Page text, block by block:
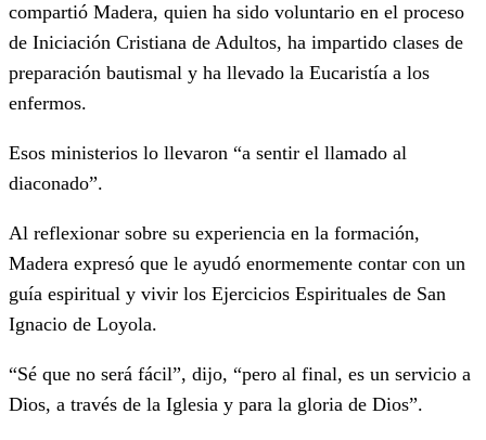
compartió Madera, quien ha sido voluntario en el proceso
de Iniciación Cristiana de Adultos, ha impartido clases de
preparación bautismal y ha llevado la Eucaristía a los
enfermos.
Esos ministerios lo llevaron “a sentir el llamado al
diaconado”.
Al reflexionar sobre su experiencia en la formación,
Madera expresó que le ayudó enormemente contar con un
guía espiritual y vivir los Ejercicios Espirituales de San
Ignacio de Loyola.
“Sé que no será fácil”, dijo, “pero al final, es un servicio a
Dios, a través de la Iglesia y para la gloria de Dios”.